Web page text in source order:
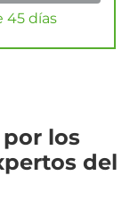
45 días
los
del